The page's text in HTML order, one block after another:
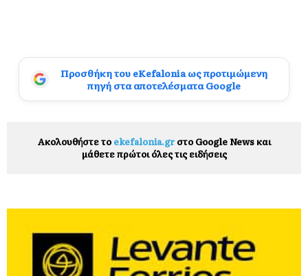
Προσθήκη του eKefalonia ως προτιμώμενη
πηγή στα αποτελέσματα Google
Ακολουθήστε το ekefalonia.grστο Google News και
μάθετε πρώτοι όλες τις ειδήσεις